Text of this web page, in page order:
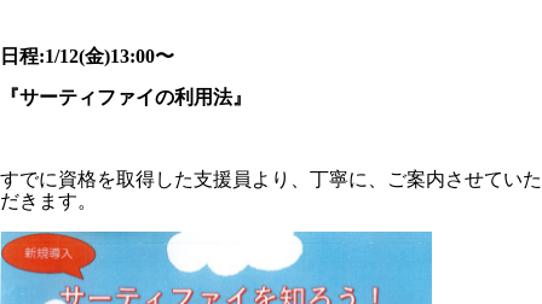
日程:1/12(金)13:00〜
『サーティファイの利用法』
すでに資格を取得した支援員より、丁寧に、ご案内させていた
だきます。